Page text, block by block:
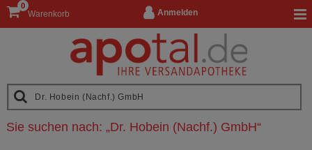
Anmelden
Warenkorb
0
Sie suchen nach: „Dr. Hobein (Nachf.) GmbH“